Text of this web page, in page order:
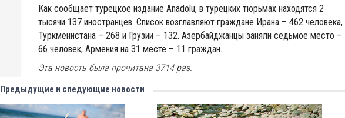
Как сообщает турецкое издание Anadolu, в турецких тюрьмах находятся 2
тысячи 137 иностранцев. Список возглавляют граждане Ирана – 462 человека,
Туркменистана – 268 и Грузии – 132. Азербайджанцы заняли седьмое место –
66 человек, Армения на 31 месте – 11 граждан.
Эта новость была прочитана 3714 раз.
Предыдущие и следующие новости